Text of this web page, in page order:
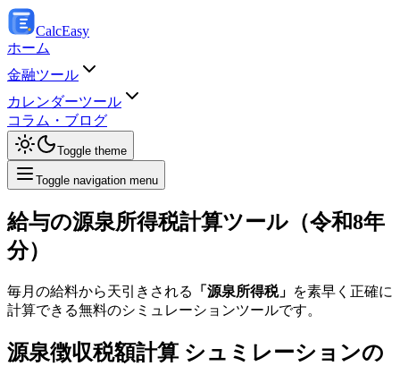
CalcEasy
ホーム
金融ツール
カレンダーツール
コラム・ブログ
Toggle theme
Toggle navigation menu
給与の源泉所得税計算ツール（令和8年
分）
毎月の給料から天引きされる 「源泉所得税」 を素早く正確に
計算できる無料のシミュレーションツールです。
源泉徴収税額計算 シュミレーションの